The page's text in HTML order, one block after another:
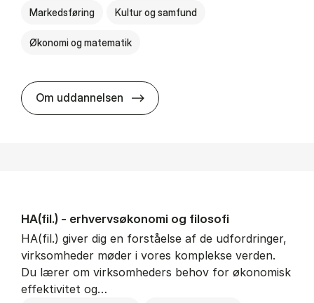
Markedsføring Kultur og samfund
Økonomi og matematik
Om uddannelsen HA i mar­keds- og kul­tu­r­a­na­ly­se
HA(fil.) - erhvervs­økonomi og fi­lo­so­fi
HA(fil.) giver dig en forståelse af de udfordringer,
virksomheder møder i vores komplekse verden.
Du lærer om virksomheders behov for økonomisk
effektivitet og…